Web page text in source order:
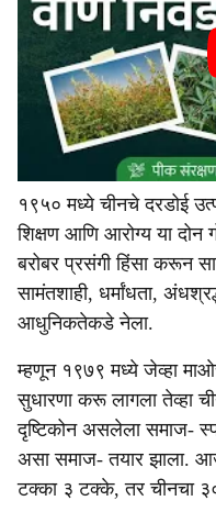
१९५० मध्ये चीनचे दरडोई
शिक्षण आणि आरोग्य या दोन
बरोबर प्रसंगी हिंसा करून
सामंतशाही, धर्मांधता,
आधुनिकतेकडे नेला.
म्हणून १९७९ मध्ये जेव्हा
सुधारणा करू लागला तेव्हा
दृष्टिकोन असलेला समाज-
असा समाज- तयार झाला. आज
टक्का ३ टक्के, तर चीनचा